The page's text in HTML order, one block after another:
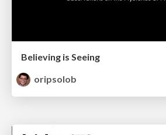
Believing is Seeing
oripsolob